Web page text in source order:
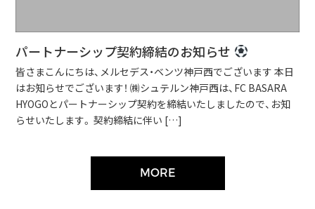
パートナーシップ契約締結のお知らせ
皆さまこんにちは、メルセデス・ベンツ神戸西でございます 本日
はお知らせでございます！ ㈱シュテルン神戸西は、FC BASARA
HYOGOとパートナーシップ契約を締結いたしましたので、お知
らせいたします。 契約締結に伴い […]
MORE